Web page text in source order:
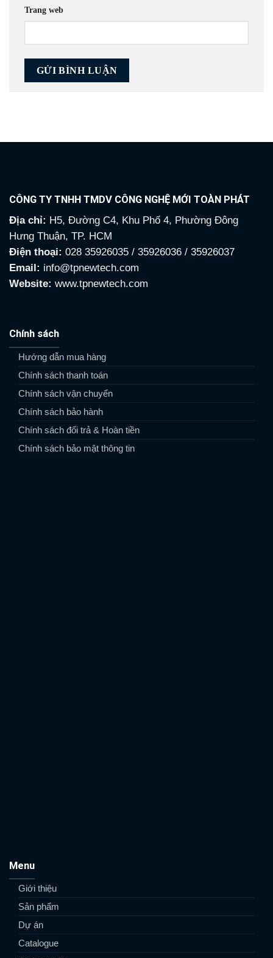
Trang web
CÔNG TY TNHH TMDV CÔNG NGHỆ MỚI TOÀN PHÁT
Địa chỉ: H5, Đường C4, Khu Phố 4, Phường Đông
Hưng Thuận, TP. HCM
Điện thoại: 028 35926035 / 35926036 / 35926037
Email: info@tpnewtech.com
Website: www.tpnewtech.com
Chính sách
Hướng dẫn mua hàng
Chính sách thanh toán
Chính sách vận chuyển
Chính sách bảo hành
Chính sách đổi trả & Hoàn tiền
Chính sách bảo mật thông tin
Menu
Giới thiệu
Sản phẩm
Dự án
Catalogue